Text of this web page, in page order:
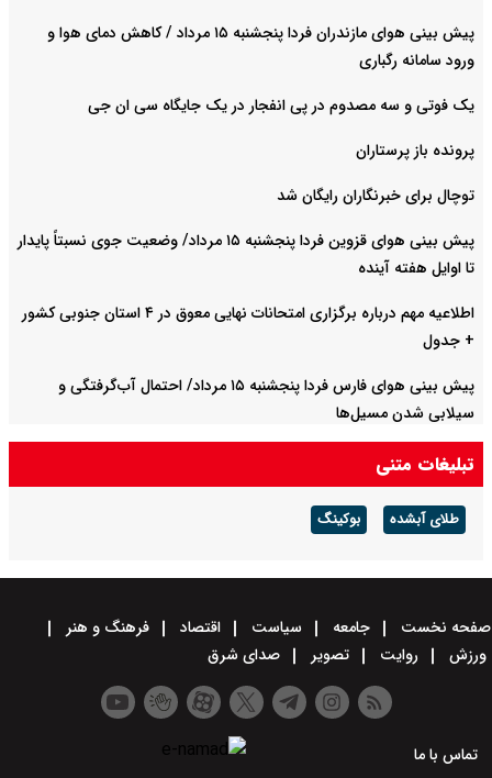
پیش بینی هوای مازندران فردا پنجشنبه ۱۵ مرداد / کاهش دمای هوا و
ورود سامانه رگباری
یک فوتی و سه مصدوم در پی انفجار در یک جایگاه سی ان جی
پرونده باز پرستاران
توچال برای خبرنگاران رایگان شد
پیش بینی هوای قزوین فردا پنجشنبه ۱۵ مرداد/ وضعیت جوی نسبتاً پایدار
تا اوایل هفته آینده
اطلاعیه مهم درباره برگزاری امتحانات نهایی معوق در ۴ استان جنوبی کشور
+ جدول
پیش بینی هوای فارس فردا پنجشنبه ۱۵ مرداد/ احتمال آب‌گرفتگی و
سیلابی شدن مسیل‌ها
تبلیغات متنی
طلای آبشده بوکینگ
صفحه نخست جامعه سیاست اقتصاد
فرهنگ و هنر
ورزش
روایت تصویر صدای شرق
تماس با ما